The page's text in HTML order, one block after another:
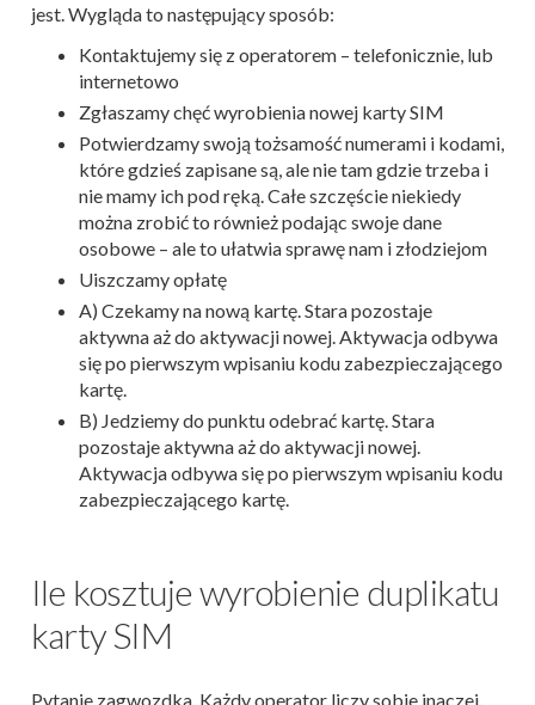
jest. Wygląda to następujący sposób:
Kontaktujemy się z operatorem – telefonicznie, lub
internetowo
Zgłaszamy chęć wyrobienia nowej karty SIM
Potwierdzamy swoją tożsamość numerami i kodami,
które gdzieś zapisane są, ale nie tam gdzie trzeba i
nie mamy ich pod ręką. Całe szczęście niekiedy
można zrobić to również podając swoje dane
osobowe – ale to ułatwia sprawę nam i złodziejom
Uiszczamy opłatę
A) Czekamy na nową kartę. Stara pozostaje
aktywna aż do aktywacji nowej. Aktywacja odbywa
się po pierwszym wpisaniu kodu zabezpieczającego
kartę.
B) Jedziemy do punktu odebrać kartę. Stara
pozostaje aktywna aż do aktywacji nowej.
Aktywacja odbywa się po pierwszym wpisaniu kodu
zabezpieczającego kartę.
Ile kosztuje wyrobienie duplikatu
karty SIM
Pytanie zagwozdka. Każdy operator liczy sobie inaczej.